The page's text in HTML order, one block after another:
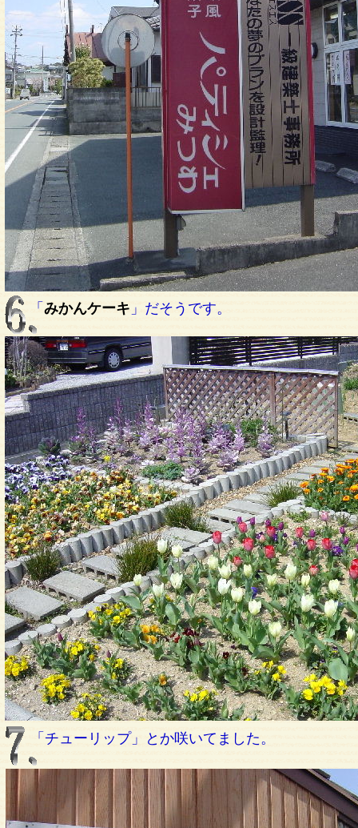
「 みかんケーキ 」だそうです。
「チューリップ」とか咲いてました。